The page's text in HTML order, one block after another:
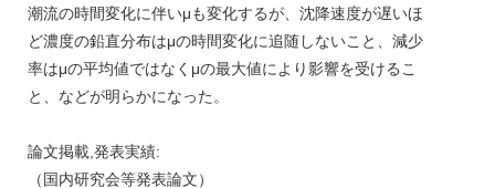
潮流の時間変化に伴いμも変化するが、沈降速度が遅いほ
ど濃度の鉛直分布はμの時間変化に追随しないこと、減少
率はμの平均値ではなくμの最大値により影響を受けるこ
と、などが明らかになった。
論文掲載,発表実績:
（国内研究会等発表論文）